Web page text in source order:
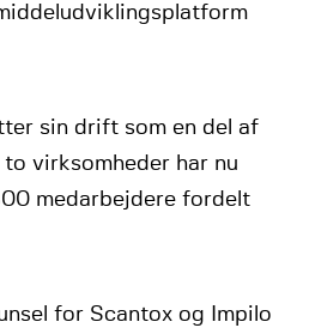
sin drift som en del af
virksomheder har nu
medarbejdere fordelt
for Scantox og Impilo